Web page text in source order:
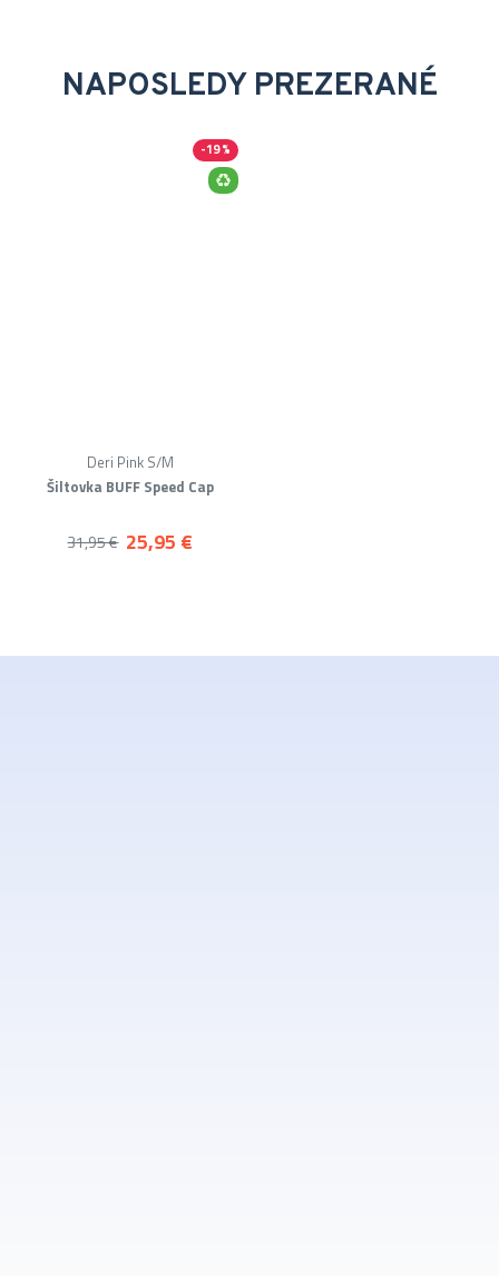
NAPOSLEDY PREZERANÉ
-19 %
Šiltovka BUFF Speed Cap
Deri Pink S/M
25,95 €
31,95 €